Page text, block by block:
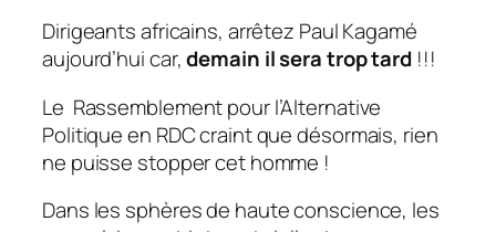
Dirigeants africains, arrêtez Paul Kagamé
aujourd’hui car,demain il sera trop tard!!!
Le Rassemblement pour l’Alternative
Politique en RDC craint que désormais, rien
ne puisse stopper cet homme !
Dans les sphères de haute conscience, les